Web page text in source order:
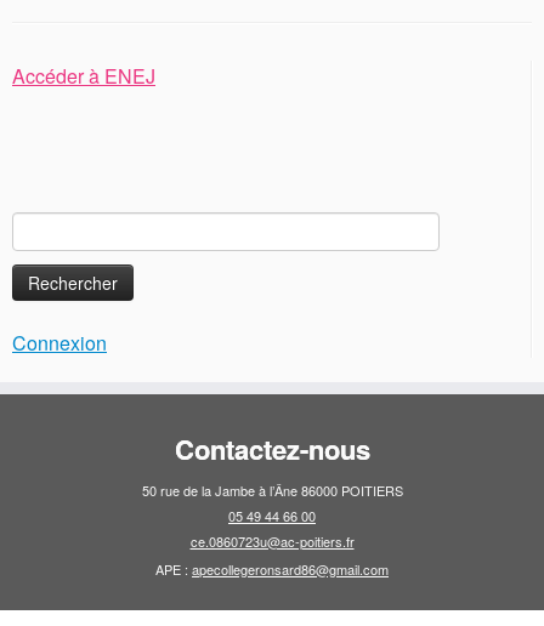
Accéder à ENEJ
Connexion
Contactez-nous
50 rue de la Jambe à l’Âne 86000 POITIERS
05 49 44 66 00
ce.0860723u@ac-poitiers.fr
APE : apecollegeronsard86@gmail.com